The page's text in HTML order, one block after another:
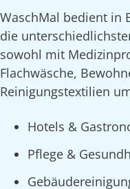
WaschMal bedient in
die
sowohl mit
Flachwäsche,
Reinigungstextilien
Hotels &
Pflege &